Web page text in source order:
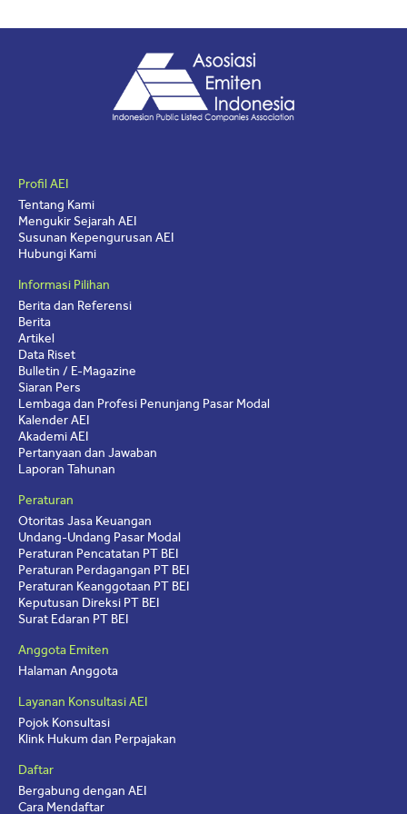
Profil AEI
Tentang Kami
Mengukir Sejarah AEI
Susunan Kepengurusan AEI
Hubungi Kami
Informasi Pilihan
Berita dan Referensi
Berita
Artikel
Data Riset
Bulletin / E-Magazine
Siaran Pers
Lembaga dan Profesi Penunjang Pasar Modal
Kalender AEI
Akademi AEI
Pertanyaan dan Jawaban
Laporan Tahunan
Peraturan
Otoritas Jasa Keuangan
Undang-Undang Pasar Modal
Peraturan Pencatatan PT BEI
Peraturan Perdagangan PT BEI
Peraturan Keanggotaan PT BEI
Keputusan Direksi PT BEI
Surat Edaran PT BEI
Anggota Emiten
Halaman Anggota
Layanan Konsultasi AEI
Pojok Konsultasi
Klink Hukum dan Perpajakan
Daftar
Bergabung dengan AEI
Cara Mendaftar